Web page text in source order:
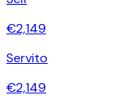
€2,149
Servito
€2,149